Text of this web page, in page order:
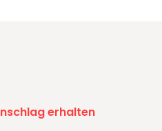
erhalten